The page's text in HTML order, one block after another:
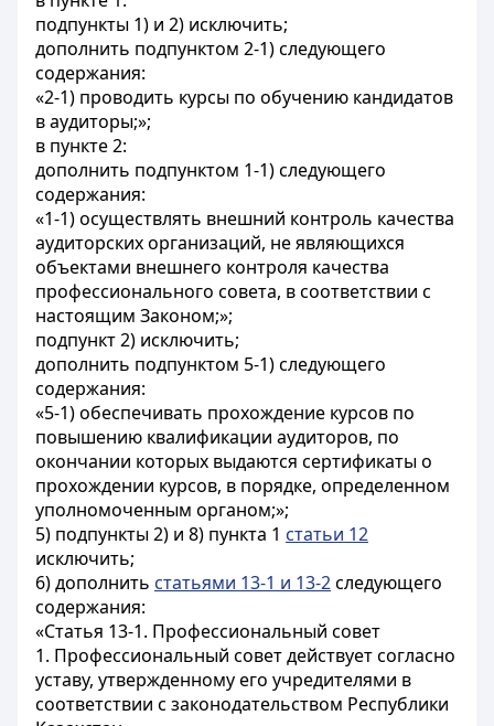
подпункты 1) и 2) исключить;
дополнить подпунктом 2-1) следующего
содержания:
«2-1) проводить курсы по обучению кандидатов
в аудиторы;»;
в пункте 2:
дополнить подпунктом 1-1) следующего
содержания:
«1-1) осуществлять внешний контроль качества
аудиторских организаций, не являющихся
объектами внешнего контроля качества
профессионального совета, в соответствии с
настоящим Законом;»;
подпункт 2) исключить;
дополнить подпунктом 5-1) следующего
содержания:
«5-1) обеспечивать прохождение курсов по
повышению квалификации аудиторов, по
окончании которых выдаются сертификаты о
прохождении курсов, в порядке, определенном
уполномоченным органом;»;
5) подпункты 2) и 8) пункта 1 статьи 12
исключить;
6) дополнить статьями 13-1 и 13-2следующего
содержания:
«Статья 13-1. Профессиональный совет
1. Профессиональный совет действует согласно
уставу, утвержденному его учредителями в
соответствии с законодательством Республики